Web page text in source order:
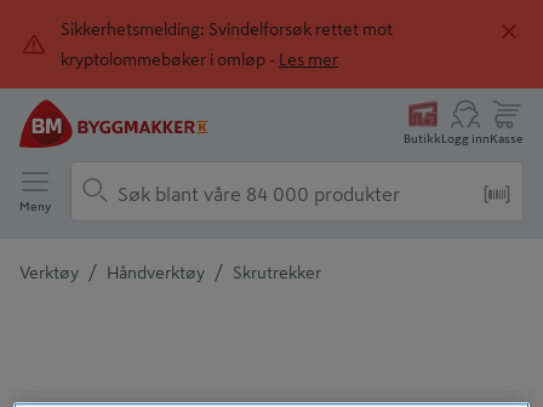
Sikkerhetsmelding: Svindelforsøk rettet mot
kryptolommebøker i omløp -
Les mer
ButikkLogg innKasse
Meny
Verktøy / Håndverktøy / Skrutrekker